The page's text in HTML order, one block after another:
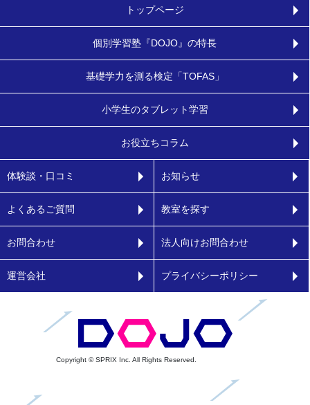
トップページ
個別学習塾『DOJO』の特長
基礎学力を測る検定「TOFAS」
小学生のタブレット学習
お役立ちコラム
体験談・口コミ お知らせ
よくあるご質問 教室を探す
お問合わせ 法人向けお問合わせ
運営会社 プライバシーポリシー
Copyright © SPRIX Inc. All Rights Reserved.